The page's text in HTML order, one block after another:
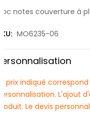
notes couverture à
MO6235-06
prix indiqué
L'ajout
Le devis